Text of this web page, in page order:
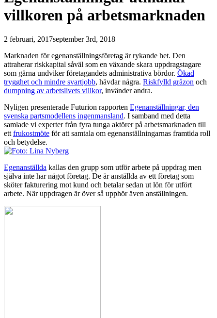
villkoren på arbetsmarknaden
2 februari, 2017september 3rd, 2018
Marknaden för egenanställningsföretag är rykande het. Den
attraherar riskkapital såväl som en växande skara uppdragstagare
som gärna undviker företagandets administrativa bördor. Ökad
trygghet och mindre svartjobb, hävdar några. Riskfylld gråzon och
dumpning av arbetslivets villkor, invänder andra.
Nyligen presenterade Futurion rapporten Egenanställningar, den
svenska partsmodellens ingenmansland. I samband med detta
samlade vi experter från fyra tunga aktörer på arbetsmarknaden till
ett frukostmöte för att samtala om egenanställningarnas framtida roll
och betydelse.
Egenanställda kallas den grupp som utför arbete på uppdrag men
själva inte har något företag. De är anställda av ett företag som
sköter fakturering mot kund och betalar sedan ut lön för utfört
arbete. När uppdragen är över så upphör även anställningen.